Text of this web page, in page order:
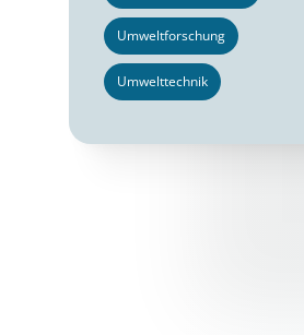
Umweltforschung
Umwelttechnik